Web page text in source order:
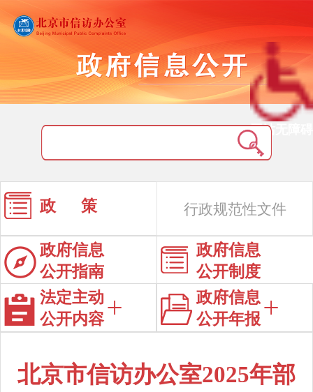
网站无障碍
政 策 行政规范性文件
政府信息
公开指南
政府信息
公开制度
法定主动
公开内容
政府信息
公开年报
北京市信访办公室2025年部